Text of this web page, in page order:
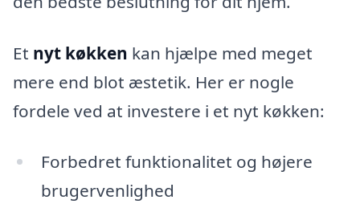
Et nyt køkken kan hjælpe med meget
mere end blot æstetik. Her er nogle
fordele ved at investere i et nyt køkken:
Forbedret funktionalitet og højere
brugervenlighed